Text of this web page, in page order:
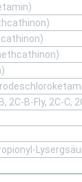
2C-B-Fly, 2C-C,